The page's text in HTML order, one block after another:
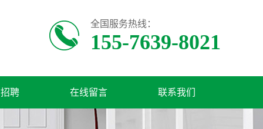
全国服务热线：
155-7639-8021
聘 在线留言 联系我们